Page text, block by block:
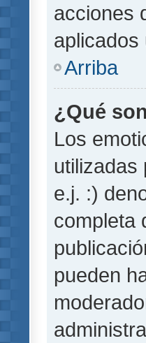
acciones
aplicados
Arriba
¿Qué
Los
utilizadas
e.j. :)
completa
pueden